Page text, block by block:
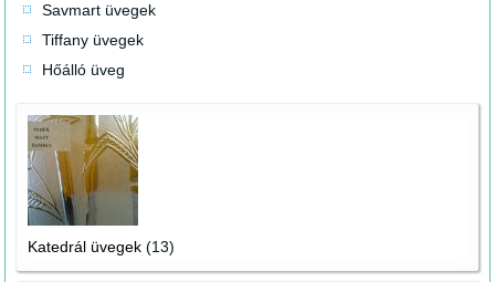
Savmart üvegek
Tiffany üvegek
Hőálló üveg
Katedrál üvegek (13)